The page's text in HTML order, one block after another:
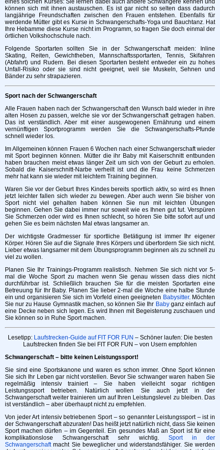
können sich mit ihnen austauschen. Es ist gar nicht so selten dass dadurch
langjährige Freundschaften zwischen den Frauen entstehen. Ebenfalls für
werdende Mütter gibt es Kurse in Schwangerschafts-Yoga und Bauchtanz. Hat
Ihre Hebamme diese Kurse nicht im Programm, so fragen Sie doch einmal der
örtlichen Volkshochschule nach.
Folgende Sportarten sollten Sie in der Schwangerschaft meiden: Inline
Skating, Reiten, Gewichtheben, Mannschaftssportarten, Tennis, Skifahren
(Abfahrt) und Rudern. Bei diesen Sportarten besteht entweder ein zu hohes
Unfall-Risiko oder sie sind nicht geeignet, weil sie Muskeln, Sehnen und
Bänder zu sehr strapazieren.
Sport nach der Schwangerschaft
Alle Frauen haben nach der Schwangerschaft den Wunsch bald wieder in ihre
alten Hosen zu passen, welche sie vor der Schwangerschaft getragen haben.
Das ist verständlich. Aber mit einer ausgewogenen Ernährung und einem
vernünftigen Sportprogramm werden Sie die Schwangerschafts-Pfunde
schnell wieder los.
Im Allgemeinen können Frauen 6 Wochen nach einer Schwangerschaft wieder
mit Sport beginnen können. Mütter die ihr Baby mit Kaiserschnitt entbunden
haben brauchen meist etwas länger Zeit um sich von der Geburt zu erholen.
Sobald die Kaiserschnitt-Narbe verheilt ist und die Frau keine Schmerzen
mehr hat kann sie wieder mit leichtem Training beginnen.
Waren Sie vor der Geburt Ihres Kindes bereits sportlich aktiv, so wird es Ihnen
jetzt leichter fallen sich wieder zu bewegen. Aber auch wenn Sie bisher von
Sport nicht viel gehalten haben können Sie nun mit leichten Übungen
beginnen. Gehen Sie dabei immer nur soweit wie es Ihnen gut tut. Verspüren
Sie Schmerzen oder wird es Ihnen schlecht, so hören Sie bitte sofort auf und
gehen Sie es beim nächsten Mal etwas langsamer an.
Der wichtigste Gradmesser für sportliche Betätigung ist immer Ihr eigener
Körper. Hören Sie auf die Signale Ihres Körpers und überfordern Sie sich nicht.
Lieber etwas langsamer mit dem Übungsprogramm beginnen als zu schnell zu
viel zu wollen.
Planen Sie Ihr Trainings-Programm realistisch. Nehmen Sie sich nicht vor 5-
mal die Woche Sport zu machen wenn Sie genau wissen dass dies nicht
durchführbar ist. Schließlich brauchen Sie für die meisten Sportarten eine
Betreuung für Ihr Baby. Planen Sie lieber 2-mal die Woche eine halbe Stunde
ein und organisieren Sie sich im Vorfeld einen geeigneten Babysitter. Möchten
Sie nur zu Hause Gymnastik machen, so können Sie Ihr Babyganz einfach auf
eine Decke neben sich legen. Es wird Ihnen mit Begeisterung zuschauen und
Sie können so in Ruhe Sport machen.
Lesetipp: Laufstrecken-Guide auf FIT FOR FUN – Schöner laufen: Die besten
Laufstrecken finden Sie bei FIT FOR FUN – von Usern empfohlen
Schwangerschaft – bitte keinen Leistungssport!
Sie sind eine Sportskanone und waren es schon immer. Ohne Sport können
Sie sich Ihr Leben gar nicht vorstellen. Bevor Sie schwanger waren haben Sie
regelmäßig intensiv trainiert – Sie haben vielleicht sogar richtigen
Leistungssport betrieben. Natürlich wollen Sie auch jetzt in der
Schwangerschaft weiter trainieren um auf Ihren Leistungslevel zu bleiben. Das
ist verständlich – aber überhaupt nicht zu empfehlen.
Von jeder Art intensiv betriebenen Sport – so genannter Leistungssport – ist in
der Schwangerschaft abzuraten! Das heißt jetzt natürlich nicht, dass Sie keinen
Sport machen dürfen – im Gegenteil. Ein gesundes Maß an Sport ist für eine
komplikationslose Schwangerschaft sehr wichtig. Sport in der
Schwangerschaftmacht Sie beweglicher und widerstandsfähiger. Sie werden